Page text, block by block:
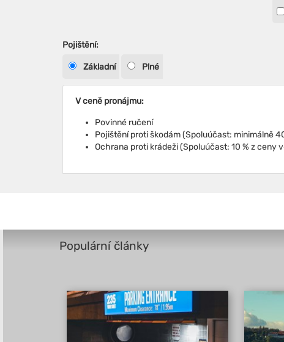
Pojištění:
Základní Plné
V ceně pronájmu:
Povinné ručení
Ochrana proti krádeži (Spoluúčast: 10 % z ceny
Populární články